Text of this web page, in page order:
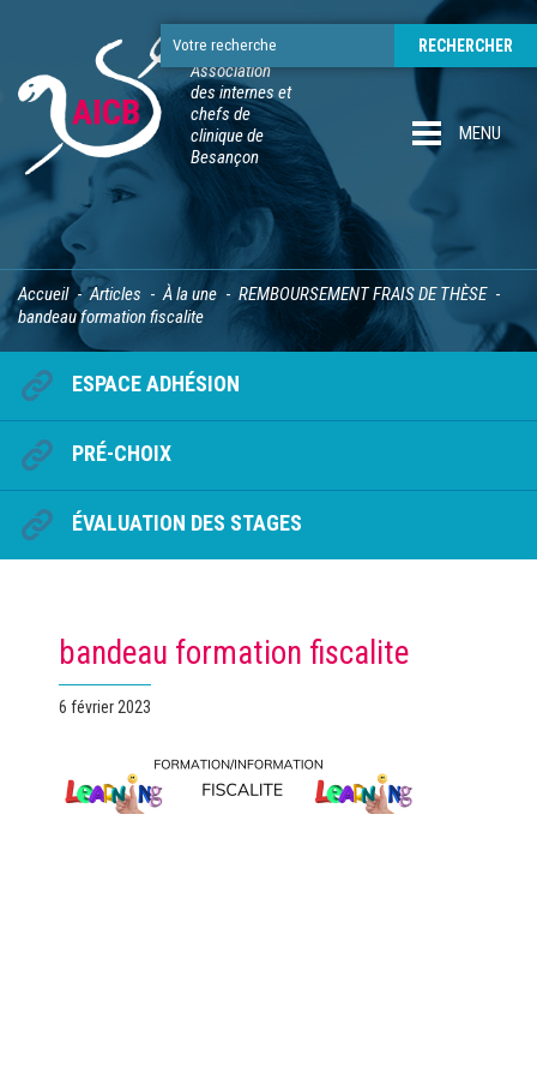
Association
des internes et
chefs de
clinique de
Besançon
MENU
Accueil Articles À la une
REMBOURSEMENT FRAIS DE THÈSE
bandeau formation fiscalite
ESPACE ADHÉSION
PRÉ-CHOIX
ÉVALUATION DES STAGES
bandeau formation fiscalite
Publié
6 février 2023